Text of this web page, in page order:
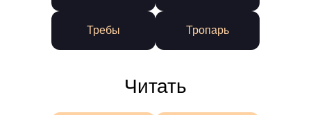
Требы Тропарь
Читать